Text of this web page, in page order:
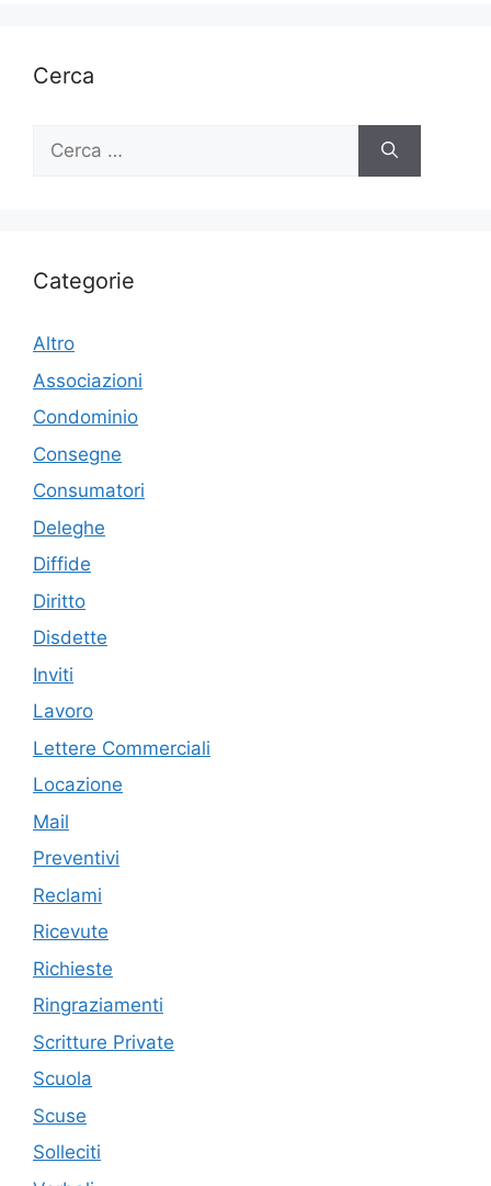
Cerca
Ricerca
Categorie
Altro
Associazioni
Condominio
Consegne
Consumatori
Deleghe
Diffide
Diritto
Disdette
Inviti
Lavoro
Lettere Commerciali
Locazione
Mail
Preventivi
Reclami
Ricevute
Richieste
Ringraziamenti
Scritture Private
Scuola
Scuse
Solleciti